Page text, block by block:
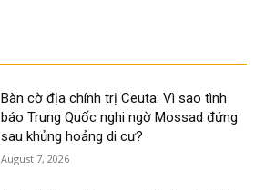
Bàn cờ địa chính trị Ceuta: Vì sao tình
báo Trung Quốc nghi ngờ Mossad đứng
sau khủng hoảng di cư?
August 7, 2026